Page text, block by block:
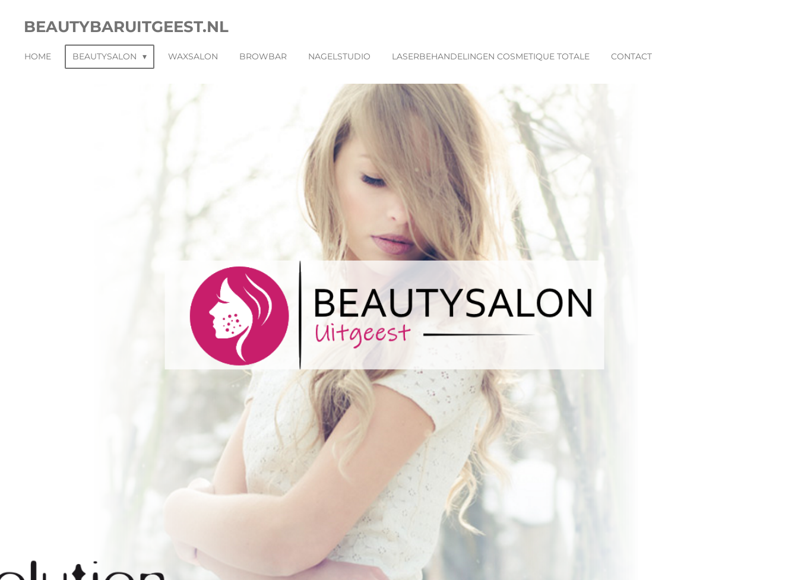
directBEAUTYBARUITGEEST.NL
HOME BEAUTYSALON WAXSALON BROWBAR NAGELSTUDIO LASERBEHANDELINGEN COSMETIQUE TOTALE CONTACT